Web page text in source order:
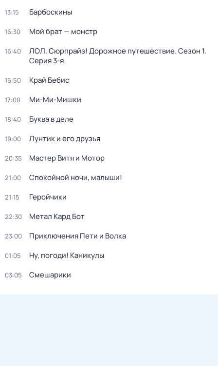
13:15 Барбоскины
16:30 Мой брат — монстр
16:40 ЛОЛ. Сюрпрайз! Дорожное путешествие. Сезон 1.
Серия 3-я
16:50 Край Бебис
17:00 Ми-Ми-Мишки
18:40 Буква в деле
19:00 Лунтик и его друзья
20:35 Мастер Витя и Мотор
21:00 Спокойной ночи, малыши!
21:15 Геройчики
22:30 Метал Кард Бот
23:00 Приключения Пети и Волка
01:05 Ну, погоди! Каникулы
03:05 Смешарики